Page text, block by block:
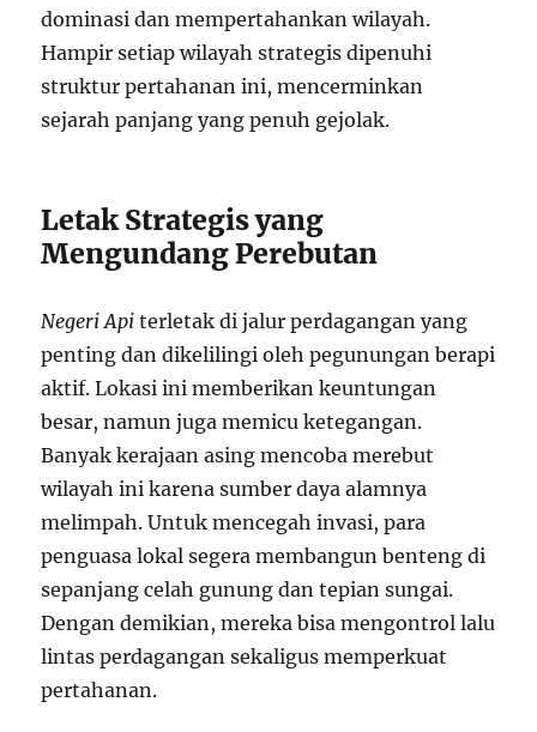
dominasi dan mempertahankan wilayah.
Hampir setiap wilayah strategis dipenuhi
struktur pertahanan ini, mencerminkan
sejarah panjang yang penuh gejolak.
Letak Strategis yang
Mengundang Perebutan
Negeri Api terletak di jalur perdagangan yang
penting dan dikelilingi oleh pegunungan berapi
aktif. Lokasi ini memberikan keuntungan
besar, namun juga memicu ketegangan.
Banyak kerajaan asing mencoba merebut
wilayah ini karena sumber daya alamnya
melimpah. Untuk mencegah invasi, para
penguasa lokal segera membangun benteng di
sepanjang celah gunung dan tepian sungai.
Dengan demikian, mereka bisa mengontrol lalu
lintas perdagangan sekaligus memperkuat
pertahanan.